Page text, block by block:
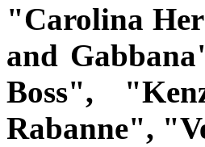
"Carolina
and
Boss",
Rabanne",